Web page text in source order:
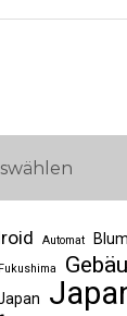
Automat
Fukushima